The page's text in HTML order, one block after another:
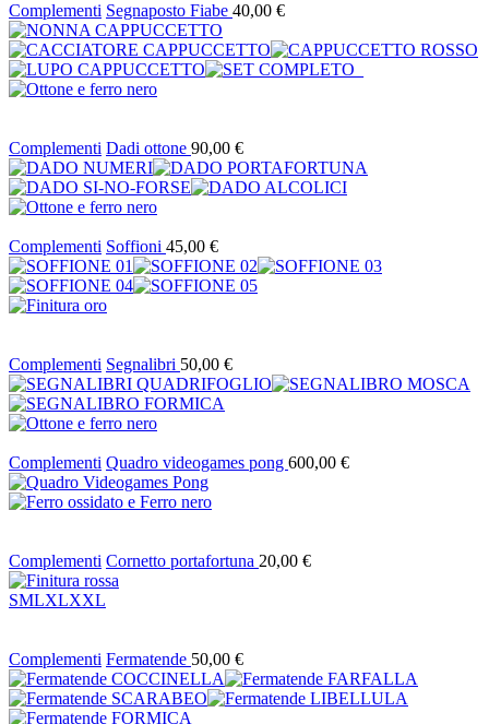
Complementi Segnaposto Fiabe 40,00 €
Complementi Dadi ottone 90,00 €
Complementi Soffioni 45,00 €
Complementi Segnalibri 50,00 €
Complementi Quadro videogames pong 600,00 €
Complementi Cornetto portafortuna 20,00 €
SMLXLXXL
Complementi Fermatende 50,00 €